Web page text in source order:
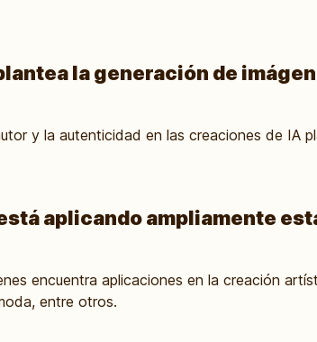
la generación de
y la autenticidad en las creaciones de IA
aplicando ampliamente
encuentra aplicaciones en la creación
entre otros.